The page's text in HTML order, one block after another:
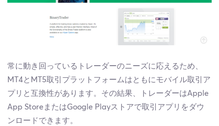
常に動き回っているトレーダーのニーズに応えるため、
MT4とMT5取引プラットフォームはともにモバイル取引ア
プリと互換性があります。その結果、トレーダーはApple
App StoreまたはGoogle Playストアで取引アプリをダウ
ンロードできます。